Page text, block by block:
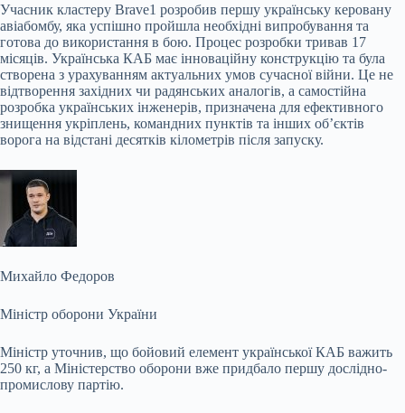
Учасник кластеру Brave1 розробив першу українську керовану
авіабомбу, яка успішно пройшла необхідні випробування та
готова до використання в бою. Процес розробки тривав 17
місяців. Українська КАБ має інноваційну конструкцію та була
створена з урахуванням актуальних умов сучасної війни. Це не
відтворення західних чи радянських аналогів, а самостійна
розробка українських інженерів, призначена для ефективного
знищення укріплень, командних пунктів та інших об’єктів
ворога на відстані десятків кілометрів після запуску.
Михайло Федоров
Міністр оборони України
Міністр уточнив, що бойовий елемент української КАБ важить
250 кг, а Міністерство оборони вже придбало першу дослідно-
промислову партію.